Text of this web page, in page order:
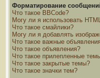
Форматирование
Что такое BBCode?
Могу ли я использовать
Что такое смайлики?
Могу ли я добавлять
Что такое важные
Что такое объявления?
Что такое прилепленные
Что такое закрытые темы?
Что такое значки тем?